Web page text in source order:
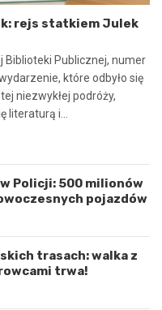
rejs statkiem Julek
Biblioteki Publicznej, numer
które odbyło się
niezwykłej podróży,
literaturą i…
Policji: 500 milionów
pojazdów
trasach: walka z
trwa!